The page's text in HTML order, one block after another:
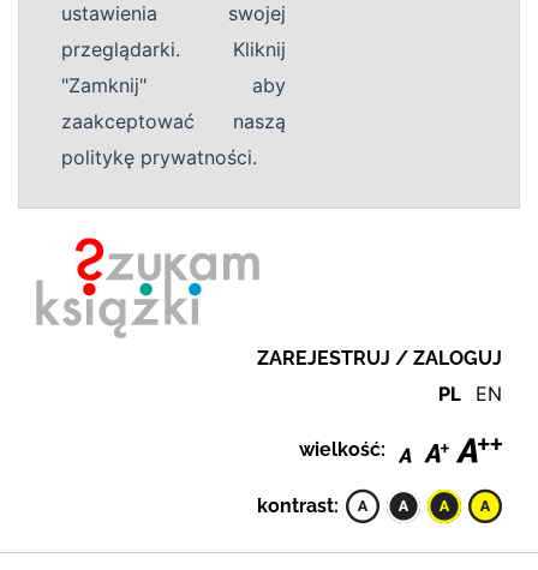
ustawienia swojej
przeglądarki. Kliknij
"Zamknij" aby
zaakceptować naszą
politykę prywatności.
ZAREJESTRUJ / ZALOGUJ
PL EN
wielkość:
kontrast: